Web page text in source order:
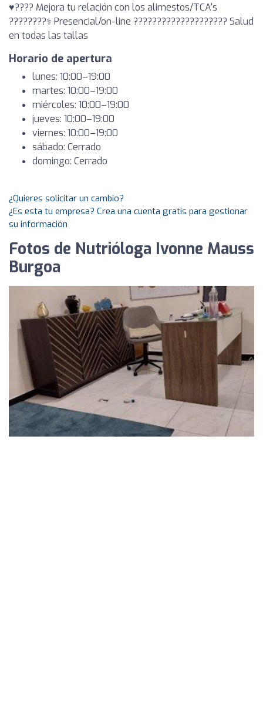
♥️???? Mejora tu relación con los alimestos/TCA's
????????‍⚕️ Presencial/on-line ????????‍????‍???????? Salud
en todas las tallas
Horario de apertura
lunes: 10:00–19:00
martes: 10:00–19:00
miércoles: 10:00–19:00
jueves: 10:00–19:00
viernes: 10:00–19:00
sábado: Cerrado
domingo: Cerrado
¿Quieres solicitar un cambio?
¿Es esta tu empresa? Crea una cuenta gratis para gestionar
su información
Fotos de Nutrióloga Ivonne Mauss
Burgoa